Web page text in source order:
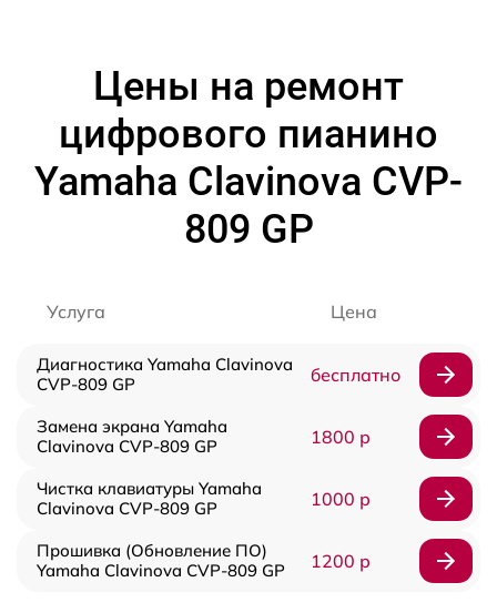
Цены на ремонт
цифрового пианино
Yamaha Clavinova CVP-
809 GP
Услуга Цена
Диагностика Yamaha Clavinova
CVP-809 GP
бесплатно
Замена экрана Yamaha
Clavinova CVP-809 GP
1800 р
Чистка клавиатуры Yamaha
Clavinova CVP-809 GP
1000 р
Прошивка (Обновление ПО)
Yamaha Clavinova CVP-809 GP
1200 р